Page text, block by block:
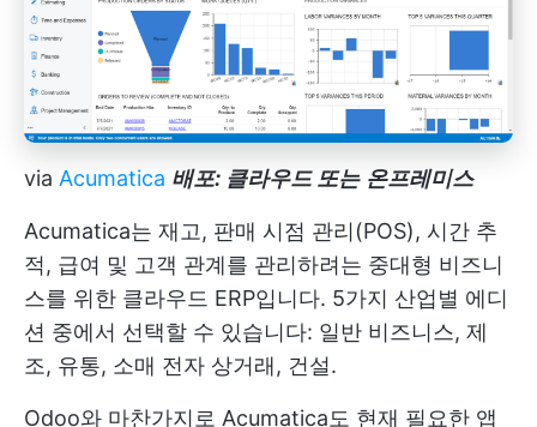
via Acumatica 배포: 클라우드 또는 온프레미스
Acumatica는 재고, 판매 시점 관리(POS), 시간 추
적, 급여 및 고객 관계를 관리하려는 중대형 비즈니
스를 위한 클라우드 ERP입니다. 5가지 산업별 에디
션 중에서 선택할 수 있습니다: 일반 비즈니스, 제
조, 유통, 소매 전자 상거래, 건설.
Odoo와 마찬가지로 Acumatica도 현재 필요한 앱